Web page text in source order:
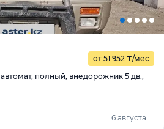
от 51 952 ₸/мес
полный, внедорожник 5 дв.,
6 августа